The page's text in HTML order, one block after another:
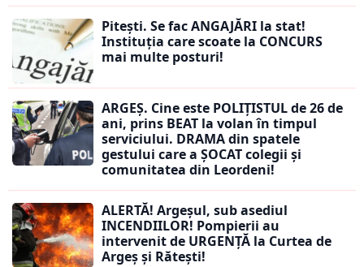
Pitești. Se fac ANGAJĂRI la stat!
Instituția care scoate la CONCURS
mai multe posturi!
ARGEȘ. Cine este POLIȚISTUL de 26 de
ani, prins BEAT la volan în timpul
serviciului. DRAMA din spatele
gestului care a ȘOCAT colegii și
comunitatea din Leordeni!
ALERTĂ! Argeșul, sub asediul
INCENDIILOR! Pompierii au
intervenit de URGENȚĂ la Curtea de
Argeș și Rătești!